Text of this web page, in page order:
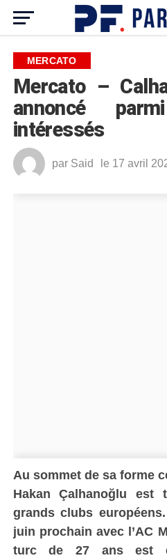
MERCATO
Mercato –
annoncé
intéressés
par Said le 17 avril
Au sommet de sa forme
Hakan Çalhanoğlu
grands clubs
juin prochain avec l’AC
turc de 27 ans est